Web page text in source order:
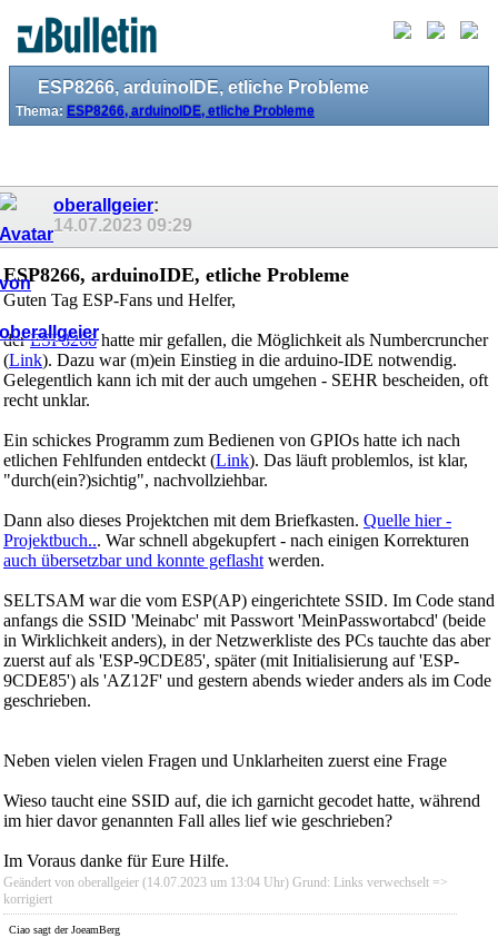
ESP8266, arduinoIDE, etliche Probleme
Thema: ESP8266, arduinoIDE, etliche Probleme
oberallgeier:
14.07.2023 09:29
ESP8266, arduinoIDE, etliche Probleme
Guten Tag ESP-Fans und Helfer,
derESP8266hatte mir gefallen, die Möglichkeit als Numbercruncher
(Link). Dazu war (m)ein Einstieg in die arduino-IDE notwendig.
Gelegentlich kann ich mit der auch umgehen - SEHR bescheiden, oft
recht unklar.
Ein schickes Programm zum Bedienen von GPIOs hatte ich nach
etlichen Fehlfunden entdeckt (Link). Das läuft problemlos, ist klar,
"durch(ein?)sichtig", nachvollziehbar.
Dann also dieses Projektchen mit dem Briefkasten. Quelle hier -
Projektbuch... War schnell abgekupfert - nach einigen Korrekturen
auch übersetzbar und konnte geflasht werden.
SELTSAM war die vom ESP(AP) eingerichtete SSID. Im Code stand
anfangs die SSID 'Meinabc' mit Passwort 'MeinPasswortabcd' (beide
in Wirklichkeit anders), in der Netzwerkliste des PCs tauchte das aber
zuerst auf als 'ESP-9CDE85', später (mit Initialisierung auf 'ESP-
9CDE85') als 'AZ12F' und gestern abends wieder anders als im Code
geschrieben.
Neben vielen vielen Fragen und Unklarheiten zuerst eine Frage
Wieso taucht eine SSID auf, die ich garnicht gecodet hatte, während
im hier davor genannten Fall alles lief wie geschrieben?
Im Voraus danke für Eure Hilfe.
Geändert von oberallgeier (14.07.2023 um 13:04 Uhr) Grund: Links verwechselt =>
korrigiert
Ciao sagt der JoeamBerg